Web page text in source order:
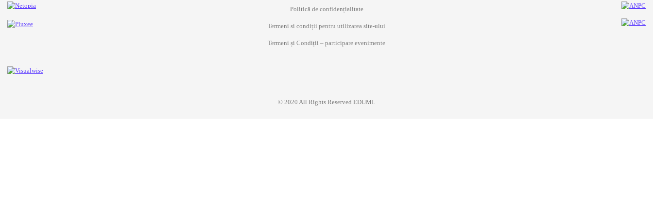
Politică de confidențialitate
Termeni si condiții pentru utilizarea site-ului
Termeni și Condiții – participare evenimente
© 2020 All Rights Reserved EDUMI.